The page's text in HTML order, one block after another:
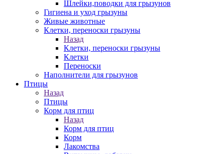
Шлейки,поводки для грызунов
Гигиена и уход грызуны
Живые животные
Клетки, переноски грызуны
Назад
Клетки, переноски грызуны
Клетки
Переноски
Наполнители для грызунов
Птицы
Назад
Птицы
Корм для птиц
Назад
Корм для птиц
Корм
Лакомства